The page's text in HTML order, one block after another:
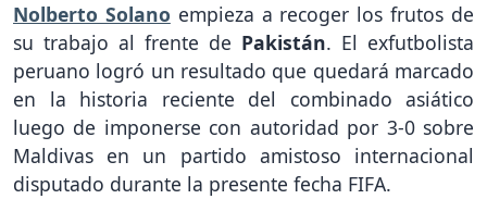
Nolberto Solano empieza a recoger los frutos de
su trabajo al frente de Pakistán. El exfutbolista
peruano logró un resultado que quedará marcado
en la historia reciente del combinado asiático
luego de imponerse con autoridad por 3-0 sobre
Maldivas en un partido amistoso internacional
disputado durante la presente fecha FIFA.